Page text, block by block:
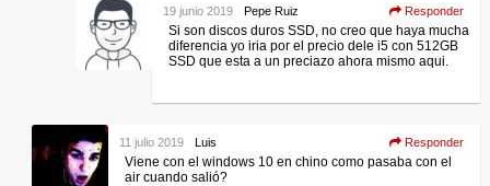
Pepe Ruiz
19 junio 2019 Responder
Si son discos duros SSD, no creo que haya mucha
diferencia yo iria por el precio dele i5 con 512GB
SSD que esta a un preciazo ahora mismo aqui.
Luis
11 julio 2019 Responder
Viene con el windows 10 en chino como pasaba con el
air cuando salió?